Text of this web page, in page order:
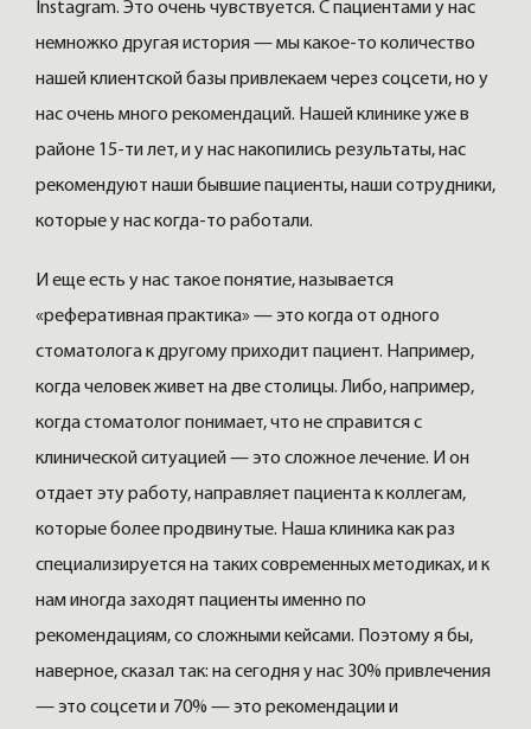
Instagram. Это очень чувствуется. С пациентами у нас
немножко другая история — мы какое-то количество
нашей клиентской базы привлекаем через соцсети, но у
нас очень много рекомендаций. Нашей клинике уже в
районе 15-ти лет, и у нас накопились результаты, нас
рекомендуют наши бывшие пациенты, наши сотрудники,
которые у нас когда-то работали.
И еще есть у нас такое понятие, называется
«реферативная практика» — это когда от одного
стоматолога к другому приходит пациент. Например,
когда человек живет на две столицы. Либо, например,
когда стоматолог понимает, что не справится с
клинической ситуацией — это сложное лечение. И он
отдает эту работу, направляет пациента к коллегам,
которые более продвинутые. Наша клиника как раз
специализируется на таких современных методиках, и к
нам иногда заходят пациенты именно по
рекомендациям, со сложными кейсами. Поэтому я бы,
наверное, сказал так: на сегодня у нас 30% привлечения
— это соцсети и 70% — это рекомендации и